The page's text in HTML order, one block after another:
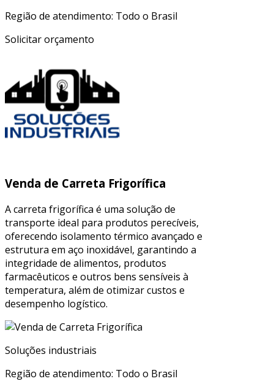
Região de atendimento: Todo o Brasil
Solicitar orçamento
Venda de Carreta Frigorífica
A carreta frigorífica é uma solução de
transporte ideal para produtos perecíveis,
oferecendo isolamento térmico avançado e
estrutura em aço inoxidável, garantindo a
integridade de alimentos, produtos
farmacêuticos e outros bens sensíveis à
temperatura, além de otimizar custos e
desempenho logístico.
Soluções industriais
Região de atendimento: Todo o Brasil